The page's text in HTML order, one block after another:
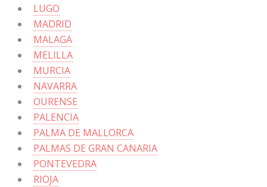
LUGO
MADRID
MALAGA
MELILLA
MURCIA
NAVARRA
OURENSE
PALENCIA
PALMA DE MALLORCA
PALMAS DE GRAN CANARIA
PONTEVEDRA
RIOJA